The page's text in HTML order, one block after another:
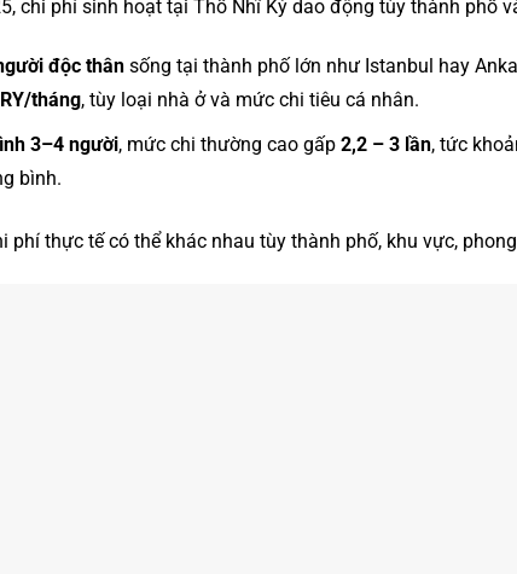
chi phí sinh hoạt tại Thổ Nhĩ Kỳ dao động tùy thành phố
độc thân sống tại thành phố lớn như Istanbul hay
tháng, tùy loại nhà ở và mức chi tiêu cá nhân.
3–4 người, mức chi thường cao gấp 2,2 – 3 lần, tức
bình.
phí thực tế có thể khác nhau tùy thành phố, khu vực,